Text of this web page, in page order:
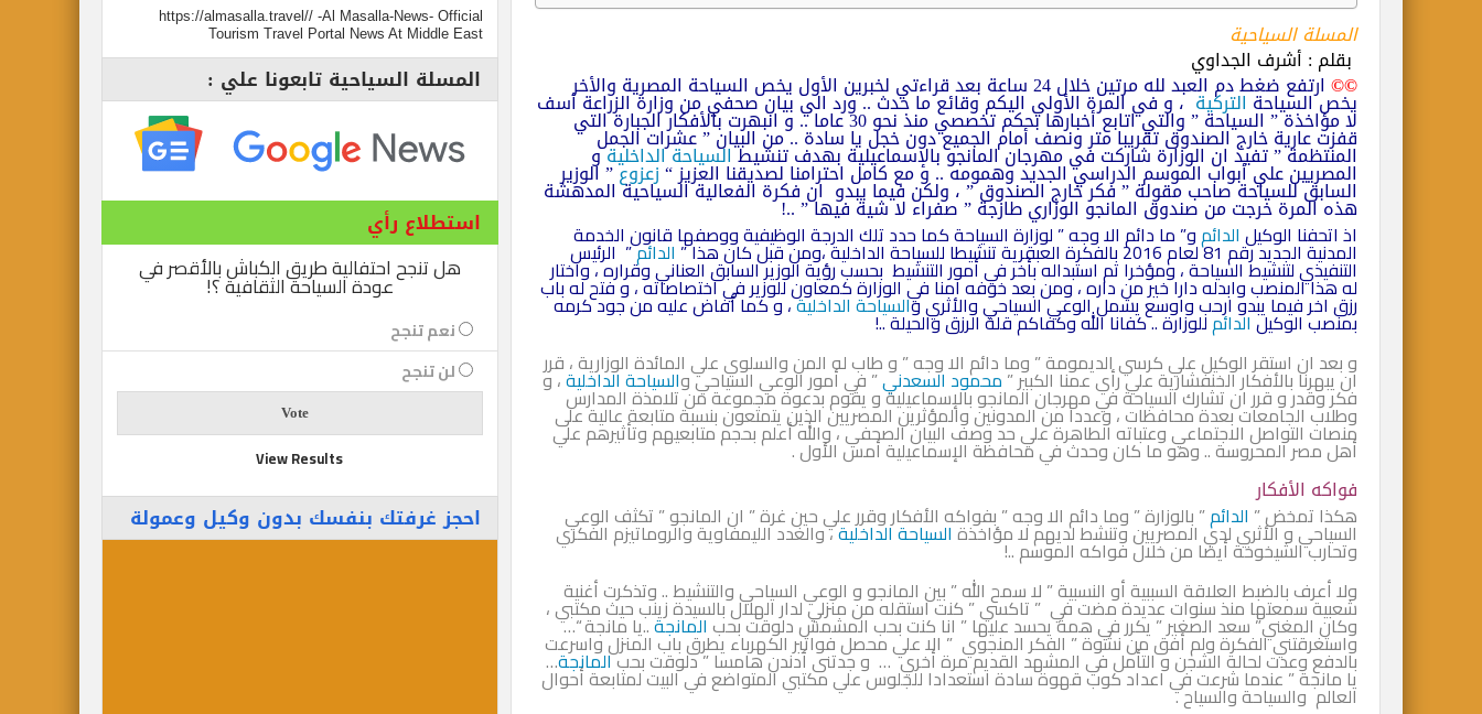
المسلة السياحية
بقلم : أشرف الجداوي
©© ارتفع ضغط دم العبد لله مرتين خلال 24 ساعة بعد قراءتي لخبرين الأول يخص السياحة المصرية والأخر
يخص السياحةالتركية، و في المرة الأولي اليكم وقائع ما حدث .. ورد الي بيان صحفي من وزارة الزراعة أسف
لا مؤاخذة ” السياحة ” والتي اتابع أخبارها بحكم تخصصي منذ نحو 30 عاما .. و انبهرت بالأفكار الجبارة التي
قفزت عارية خارج الصندوق تقريبا متر ونصف أمام الجميع دون خجل يا سادة .. من البيان ” عشرات الجمل
المنتظمة ” تفيد ان الوزارة شاركت في مهرجان المانجو بالإسماعيلية بهدف تنشيطالسياحة الداخليةو
المصريين علي أبواب الموسم الدراسي الجديد وهمومه .. و مع كامل احترامنا لصديقنا العزيز “زعزوع” الوزير
السابق للسياحة صاحب مقولة ” فكر خارج الصندوق ” ، ولكن فيما يبدو ان فكرة الفعالية السياحية المدهشة
هذه المرة خرجت من صندوق المانجو الوزاري طازجة ” صفراء لا شية فيها ” ..!
اذ اتحفنا الوكيل الدائمو” ما دائم الا وجه ” لوزارة السياحة كما حدد تلك الدرجة الوظيفية ووصفها قانون الخدمة
المدنية الجديد رقم 81 لعام 2016 بالفكرة العبقرية تنشيطا للسياحة الداخلية ،ومن قبل كان هذا ” الدائم” الرئيس
التنفيذي لتنشيط السياحة ، ومؤخرا تم استبداله بأخر في أمور التنشيط بحسب رؤية الوزير السابق العناني وقراره ، واختار
له هذا المنصب وابدله دارا خير من داره ، ومن بعد خوفه آمنا في الوزارة كمعاون للوزير في اختصاصاته ، و فتح له باب
رزق اخر فيما يبدو ارحب واوسع يشمل الوعي السياحي والأثري والسياحة الداخلية، و كما أفاض عليه من جود كرمه
بمنصب الوكيلالدائمللوزارة .. كفانا الله وكفاكم قلة الرزق والحيلة ..!
و بعد ان استقر الوكيل علي كرسي الديمومة ” وما دائم الا وجه ” و طاب له المن والسلوي علي المائدة الوزارية ، قرر
ان يبهرنا بالأفكار الخنفشارية علي رأي عمنا الكبير ”محمود السعدني” في أمور الوعي السياحي والسياحة الداخلية، و
فكر وقدر و قرر ان تشارك السياحة في مهرجان المانجو بالإسماعيلية و يقوم بدعوة مجموعة من تلامذة المدارس
وطلاب الجامعات بعدة محافظات ، وعددا من المدونين والمؤثرين المصريين الذين يتمتعون بنسبة متابعة عالية على
منصات التواصل الاجتماعي وعتباته الطاهرة علي حد وصف البيان الصحفي ، والله أعلم بحجم متابعيهم وتأثيرهم علي
أهل مصر المحروسة .. وهو ما كان وحدث في محافظة الإسماعيلية أمس الأول .
فواكه الأفكار
هكذا تمخض ” الدائم” بالوزارة ” وما دائم الا وجه ” بفواكه الأفكار وقرر علي حين غرة ” ان المانجو ” تكثف الوعي
السياحي و الأثري لدي المصريين وتنشط لديهم لا مؤاخذةالسياحة الداخلية، والغدد الليمفاوية والروماتيزم الفكري
وتحارب الشيخوخة أيضا من خلال فواكه الموسم ..!
ولا أعرف بالضبط العلاقة السببية أو النسبية ” لا سمح الله ” بين المانجو و الوعي السياحي والتنشيط .. وتذكرت أغنية
شعبية سمعتها منذ سنوات عديدة مضت في ” تاكسي ” كنت استقله من منزلي لدار الهلال بالسيدة زينب حيث مكتبي ،
وكان المغني” سعد الصغير ” يكرر في همة يحسد عليها ” انا كنت بحب المشمش دلوقت بحبالمانجة..يا مانجة “…
واستغرقتني الفكرة ولم أفق من نشوة ” الفكر المنجوي ” الا علي محصل فواتير الكهرباء يطرق باب المنزل واسرعت
بالدفع وعدت لحالة الشجن و التأمل في المشهد القديم مرة أخري … و جدتنى أدندن هامسا ” دلوقت بحبالمانجة…
يا مانجة ” عندما شرعت في اعداد كوب قهوة سادة استعدادا للجلوس علي مكتبي المتواضع في البيت لمتابعة أحوال
العالم والسياحة والسياح .
https://almasalla.travel// -Al Masalla-News- Official
Tourism Travel Portal News At Middle East
المسلة السياحية تابعونا علي :
استطلاع رأي
هل تنجح احتفالية طريق الكباش بالأقصر في
عودة السياحة الثقافية ؟!
نعم تنجح
لن تنجح
View Results
احجز غرفتك بنفسك بدون وكيل وعمولة